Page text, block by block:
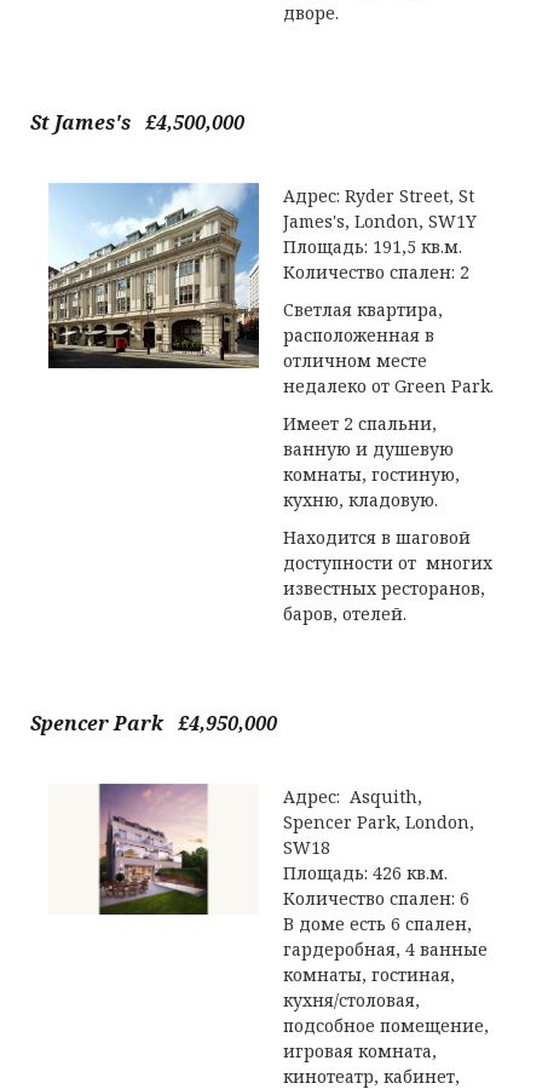
дворе.
St James's £4,500,000
Адрес: Ryder Street, St
James's, London, SW1Y
Площадь: 191,5 кв.м.
Количество спален: 2
Светлая квартира,
расположенная в
отличном месте
недалеко от Green Park.
Имеет 2 спальни,
ванную и душевую
комнаты, гостиную,
кухню, кладовую.
Находится в шаговой
доступности от многих
известных ресторанов,
баров, отелей.
Spencer Park £4,950,000
Адрес: Asquith,
Spencer Park, London,
SW18
Площадь: 426 кв.м.
Количество спален: 6
В доме есть 6 спален,
гардеробная, 4 ванные
комнаты, гостиная,
кухня/столовая,
подсобное помещение,
игровая комната,
кинотеатр, кабинет,